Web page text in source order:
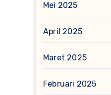
Mei 2025
April 2025
Maret 2025
Februari 2025